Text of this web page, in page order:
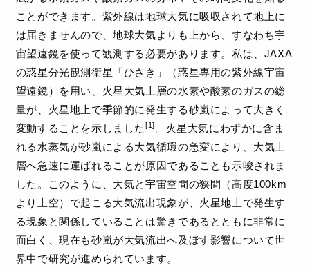
ことができます。紫外線は地球大気に吸収されて地上に
は届きませんので、地球大気よりも上から、すなわち宇
宙望遠鏡を使って観測する必要があります。私は、JAXA
の惑星分光観測衛星「ひさき」（惑星専用の紫外線宇宙
望遠鏡）を用い、火星大気上層の水素や酸素のガスの総
量が、火星地上で季節的に発生する砂嵐によって大きく
変動することを示しました[1] 。火星大気にわずかに含ま
れる水蒸気が砂嵐による大気循環の急変により、大気上
層へ急速に運ばれることが原因であることも示唆されま
した。このように、大気と宇宙空間の狭間（高度100km
より上空）で起こる大気流出現象が、火星地上で発生す
る現象と関係していることは驚きであるとともに非常に
面白く、現在も砂嵐が大気流出へ及ぼす影響について世
界中で研究が進められています。